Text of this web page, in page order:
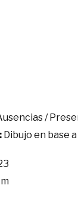
/
Dibujo en base